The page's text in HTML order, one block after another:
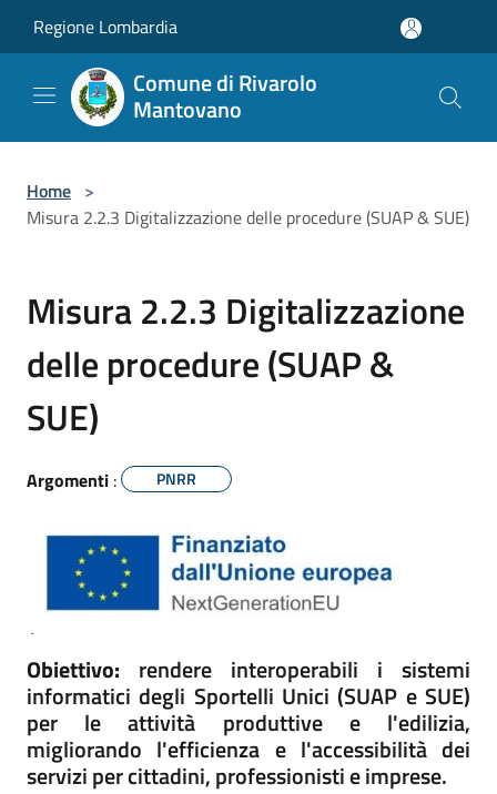
Regione Lombardia
Comune di Rivarolo
Mantovano
Home >
Misura 2.2.3 Digitalizzazione delle procedure (SUAP & SUE)
Misura 2.2.3 Digitalizzazione
delle procedure (SUAP &
SUE)
Argomenti : PNRR
Obiettivo: rendere interoperabili i sistemi
informatici degli Sportelli Unici (SUAP e SUE)
per le attività produttive e l'edilizia,
migliorando l'efficienza e l'accessibilità dei
servizi per cittadini, professionisti e imprese.